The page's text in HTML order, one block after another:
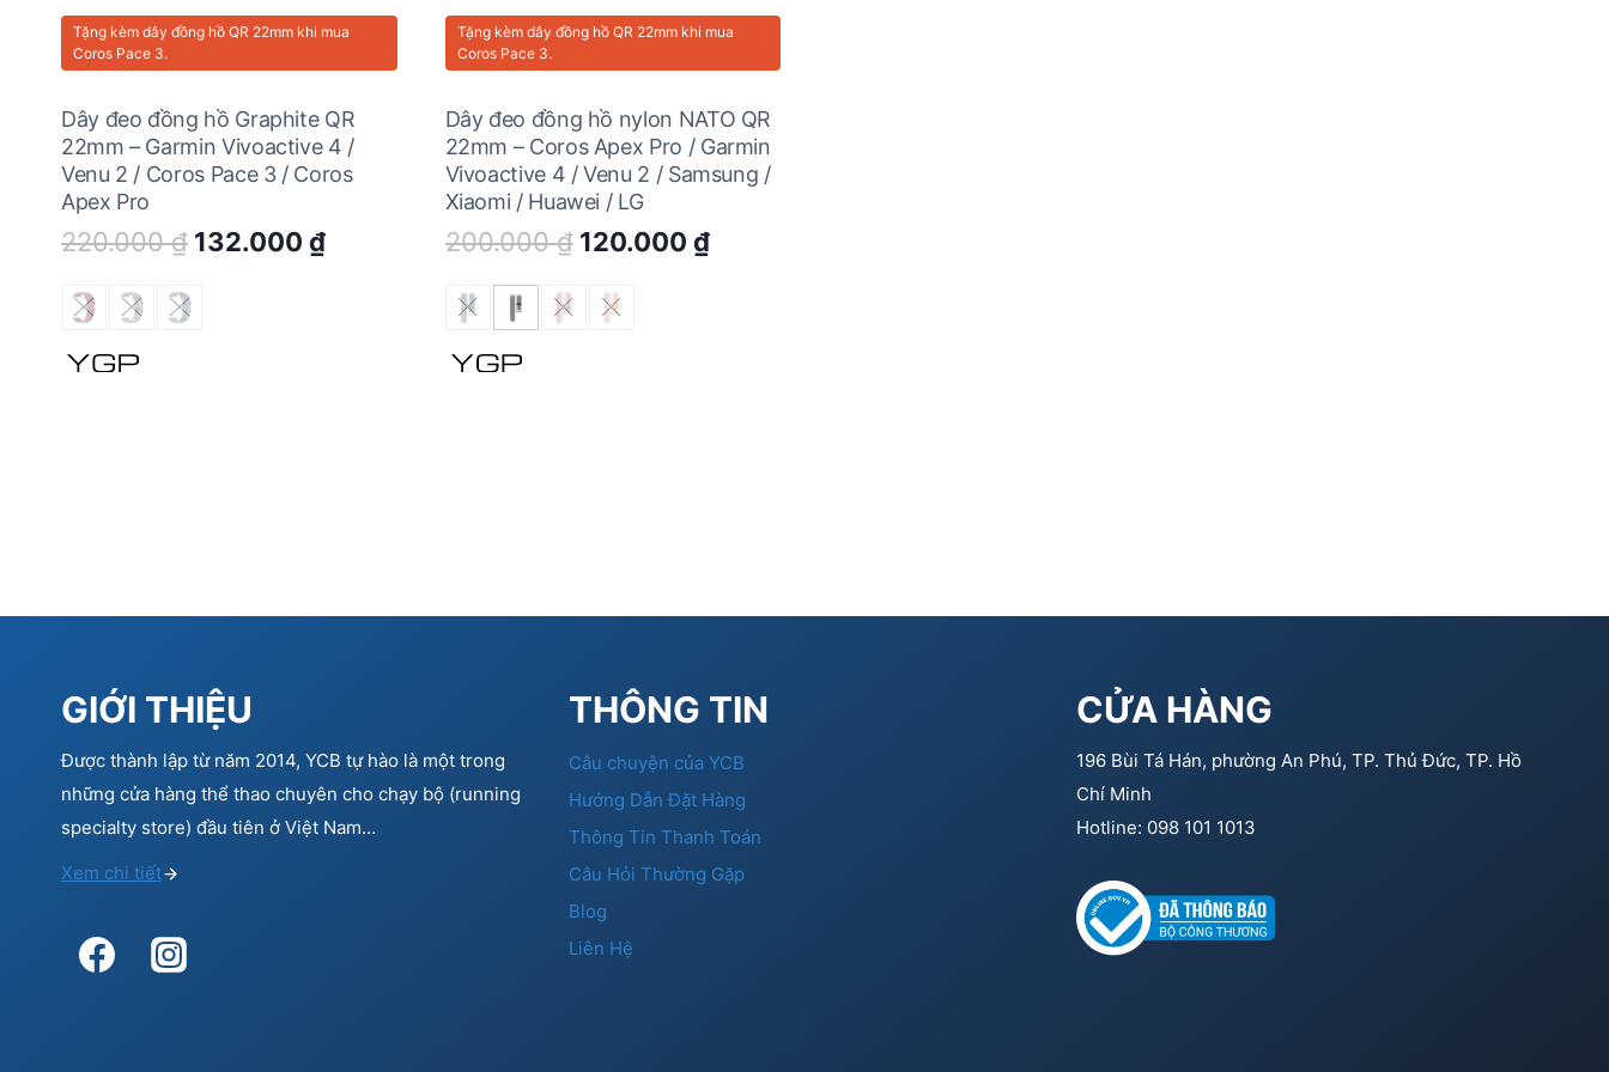
Tặng kèm dây đồng hồ QR 22mm khi mua
Coros Pace 3.
Dây đeo đồng hồ Graphite QR
22mm – Garmin Vivoactive 4 /
Venu 2 / Coros Pace 3 / Coros
Apex Pro
220.000₫ Original
132.000 ₫Current
Tặng kèm dây đồng hồ QR 22mmkhi mua
Coros Pace 3.
Dây đeo đồng hồ nylon NATO QR
22mm – Coros Apex Pro / Garmin
Vivoactive 4 / Venu 2 / Samsung /
Xiaomi / Huawei / LG
200.000₫ Original
was:
120.000 ₫Current
GIỚI THIỆU
Được thành lập từ năm 2014, YCB tự hào là một trong
những cửa hàng thể thao chuyên cho chạy bộ (running
specialty store) đầu tiên ở Việt Nam…
Xem chi tiết
THÔNG TIN
Câu chuyện của YCB
Hướng Dẫn Đặt Hàng
Thông Tin Thanh Toán
Câu Hỏi Thường Gặp
Blog
Liên Hệ
CỬA HÀNG
196 Bùi Tá Hán, phường An Phú, TP. Thủ Đức, TP. Hồ
Chí Minh
Hotline: 098 101 1013